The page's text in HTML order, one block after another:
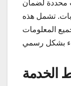
محددة لضمان
تشمل هذه
المعلومات
الخدمة